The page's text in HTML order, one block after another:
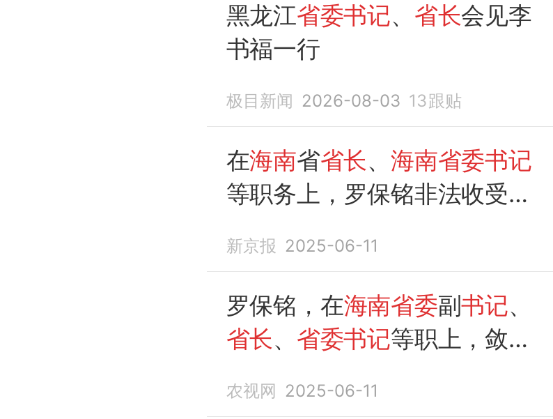
黑龙江省委书记、 省长会见李
书福一行
极目新闻 2026-08-03 13跟贴
在海南省省长、海南省委书记
等职务上，罗保铭非法收受他
新京报 2025-06-11
罗保铭，在海南省委副书记、
省长、 省委书记等职上，敛财
农视网 2025-06-11